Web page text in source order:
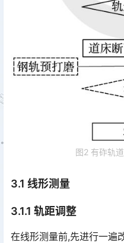
图2 有砟轨
3.1 线形测量
3.1.1 轨距调整
在线形测量前,先进行一遍